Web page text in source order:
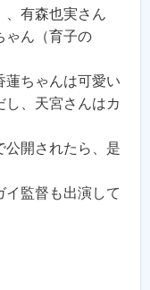
、有森也実さん
ゃん（育子の
蓮ちゃんは可愛い
し、天宮さんはカ
公開されたら、是
イ監督も出演して